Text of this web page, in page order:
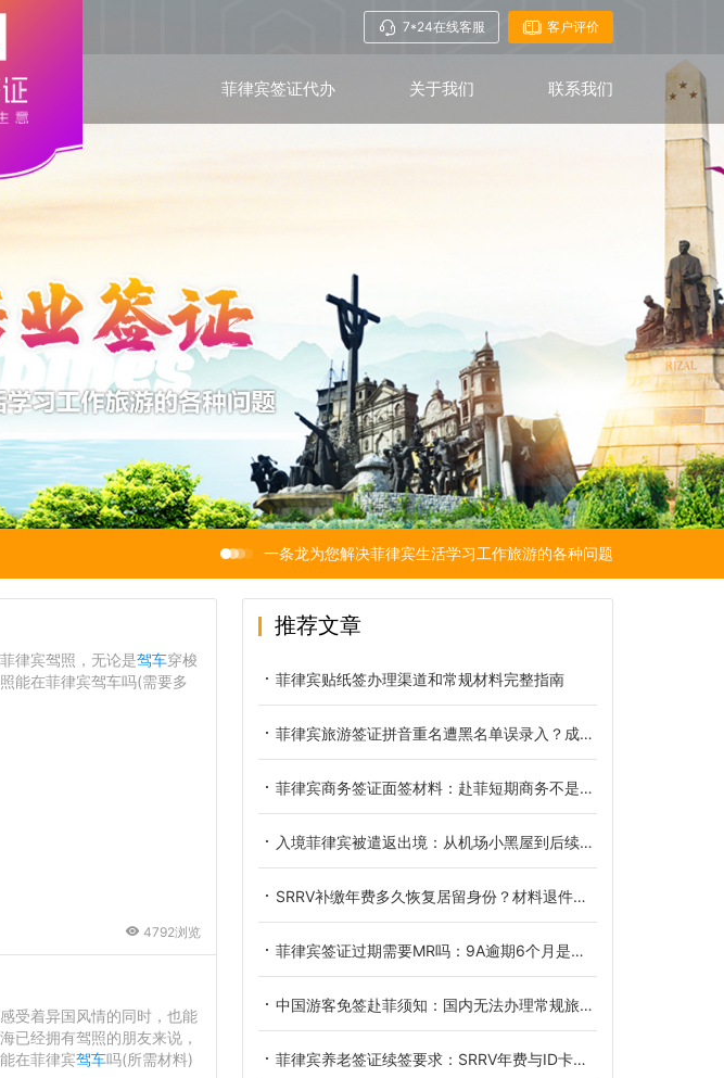
7*24在线客服 客户评价
菲律宾签证代办 关于我们 联系我们
一条龙为您解决菲律宾生活学习工作旅游的各种问题
律宾驾照，无论是驾车穿梭
能在菲律宾驾车吗(需要多
4792浏览
受着异国风情的同时，也能
已经拥有驾照的朋友来说，
在菲律宾驾车吗(所需材料)
推荐文章
菲律宾贴纸签办理渠道和常规材料完整指南
菲律宾旅游签证拼音重名遭黑名单误录入？成因、核验与正规解决办法
菲律宾商务签证面签材料：赴菲短期商务不是旅游签那一套
入境菲律宾被遣返出境：从机场小黑屋到后续洗黑的全链路复盘
SRRV补缴年费多久恢复居留身份？材料退件后正确重新递交方式
菲律宾签证过期需要MR吗：9A逾期6个月是分水岭
中国游客免签赴菲须知：国内无法办理常规旅游签缘由及实用替代方案
菲律宾养老签证续签要求：SRRV年费与ID卡换发的合规边界